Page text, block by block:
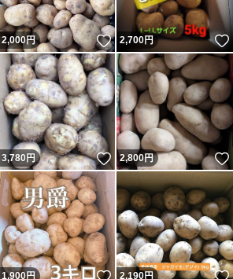
いね！
2,000円 いいね！
2,700円
いね！
3,780円 いいね！
2,800円
1,900円 2,190円